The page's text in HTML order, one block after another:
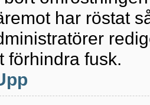
har röstat
förhindra fusk.